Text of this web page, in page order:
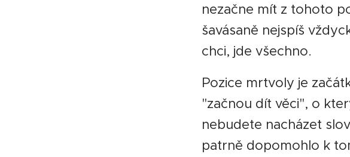
nezačne mít z tohoto
šavásaně nejspíš
chci, jde všechno.
Pozice mrtvoly je
"začnou dít věci", o
nebudete nacházet
patrně dopomohlo k